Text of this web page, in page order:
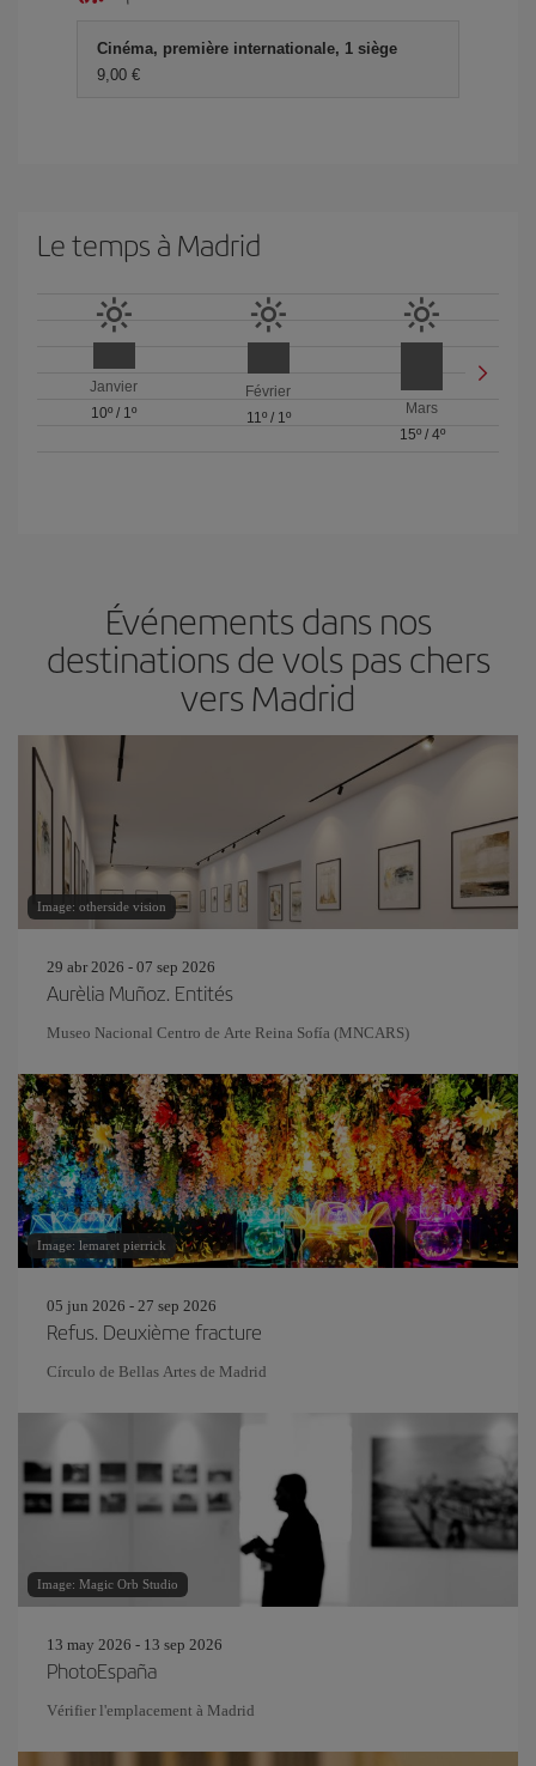
Cinéma, première internationale, 1 siège
9,00 €
Le temps à Madrid
Janvier
10º / 1º
Février
11º/ 1º
Mars
15º/ 4º
Événements dans nos
destinations de vols pas chers
vers Madrid
Image: otherside vision
29 abr 2026 - 07 sep 2026
Aurèlia Muñoz. Entités
Museo Nacional Centro de Arte Reina Sofía (MNCARS)
Image: lemaret pierrick
05 jun 2026 - 27 sep 2026
Refus. Deuxième fracture
Círculo de Bellas Artes de Madrid
Image: Magic Orb Studio
13 may 2026 - 13 sep 2026
PhotoEspaña
Vérifier l'emplacement à Madrid